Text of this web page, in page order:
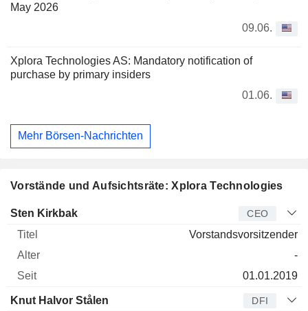
May 2026
09.06.
Xplora Technologies AS: Mandatory notification of
purchase by primary insiders
01.06.
Mehr Börsen-Nachrichten
Vorstände und Aufsichtsräte: Xplora Technologies
Manager Titel
Sten Kirkbak CEO
Vorstandsvorsitzender
-
01.01.2019
Knut Halvor Stålen DFI